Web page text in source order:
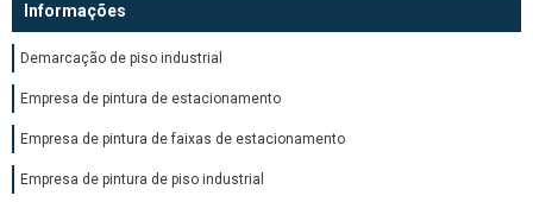
Informações
Demarcação de piso industrial
Empresa de pintura de estacionamento
Empresa de pintura de faixas de estacionamento
Empresa de pintura de piso industrial